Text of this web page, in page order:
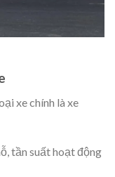
xe chính là xe
tần suất hoạt động